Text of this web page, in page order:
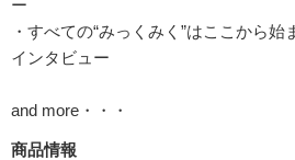
ー
・すべての“みっくみく”はここから
インタビュー
and more・・・
商品情報